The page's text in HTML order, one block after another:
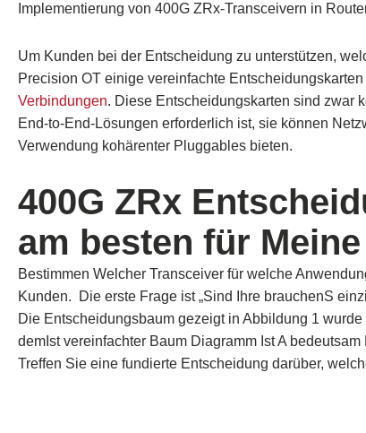
Implementierung von 400G ZRx-Transceivern in
Um Kunden bei der Entscheidung zu unterstützen,
Precision OT einige vereinfachte
Verbindungen. Diese Entscheidungskarten sind zwar
End-to-End-Lösungen erforderlich ist, sie können
Verwendung kohärenter Pluggables bieten.
400G ZRx
am besten für Meine
Bestimmen Welcher Transceiver für welche
Kunden. Die erste Frage ist„Sind Ihre brauchenS
Die Entscheidungsbaum gezeigtin Abbildung 1 wurde
dem Istvereinfachter Baum Diagramm IstA bedeutsam
Treffen Sie eine fundierte Entscheidung darüber,